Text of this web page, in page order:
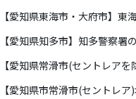
【愛知県東海市・大府市】東海警察署の
【愛知県知多市】知多警察署の車
【愛知県常滑市(セントレアを除く)】常滑警察署の
【愛知県市常滑市(セントレア)地域】中部空港警察署